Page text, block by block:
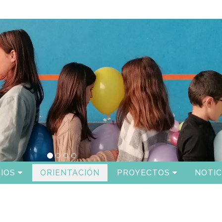
ORIENTACIÓN PROYECTOS